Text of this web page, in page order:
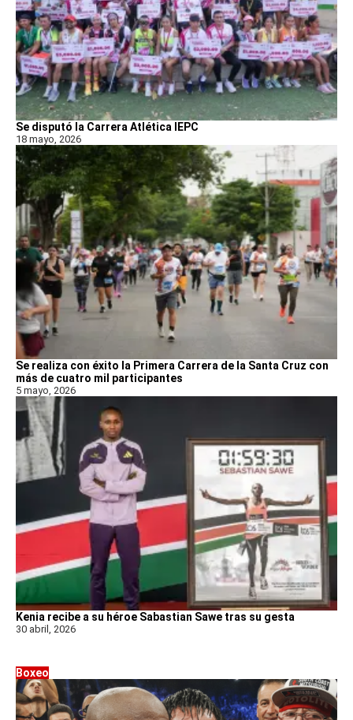
Se disputó la Carrera Atlética IEPC
18 mayo, 2026
Se realiza con éxito la Primera Carrera de la Santa Cruz con
más de cuatro mil participantes
5 mayo, 2026
Kenia recibe a su héroe Sabastian Sawe tras su gesta
30 abril, 2026
Boxeo